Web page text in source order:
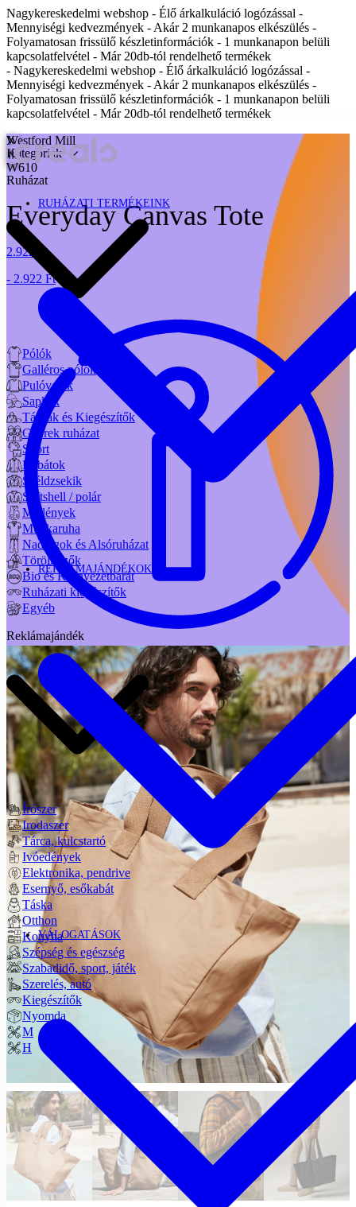
Nagykereskedelmi webshop - Élő árkalkuláció logózással -
Mennyiségi kedvezmények - Akár 2 munkanapos elkészülés -
Folyamatosan frissülő készletinformációk - 1 munkanapon belüli
kapcsolatfelvétel - Már 20db-tól rendelhető termékek
- Nagykereskedelmi webshop - Élő árkalkuláció logózással -
Mennyiségi kedvezmények - Akár 2 munkanapos elkészülés -
Folyamatosan frissülő készletinformációk - 1 munkanapon belüli
kapcsolatfelvétel - Már 20db-tól rendelhető termékek
RUHÁZATI TERMÉKEINK
REKLÁMAJÁNDÉKOK
VÁLOGATÁSOK
X
Kategóriák
Ruházat
Pólók
Galléros pólók
Pulóverek
Sapkák
Táskák és Kiegészítők
Gyerek ruházat
Sport
Kabátok
Széldzsekik
Softshell / polár
Mellények
Munkaruha
Nadrágok és Alsóruházat
Törölközők
Bio és Környezetbarát
Ruházati kiegészítők
Egyéb
Reklámajándék
Írószer
Irodaszer
Tárca, kulcstartó
Ivóedények
Elektronika, pendrive
Esernyő, esőkabát
Táska
Otthon
Konyha
Szépség és egészség
Szabadidő, sport, játék
Szerelés, autó
Kiegészítők
Nyomda
M
H
Westford Mill
W610
Everyday Canvas Tote
2.922 Ft
- 2.922 Ft